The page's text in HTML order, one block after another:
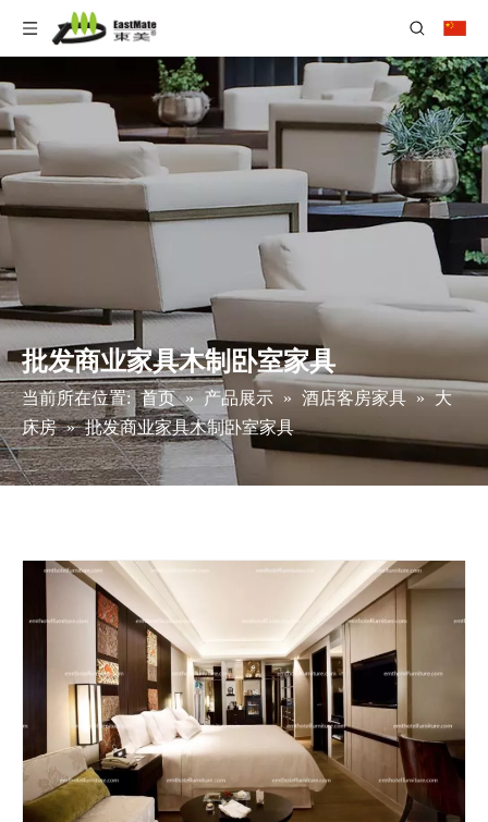
批发商业家具木制卧室家具
当前所在位置: 首页 » 产品展示 » 酒店客房家具 » 大
床房 » 批发商业家具木制卧室家具